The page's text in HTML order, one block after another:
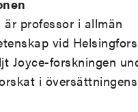
är professor i allmän
vid
Joyce-forskningen
i